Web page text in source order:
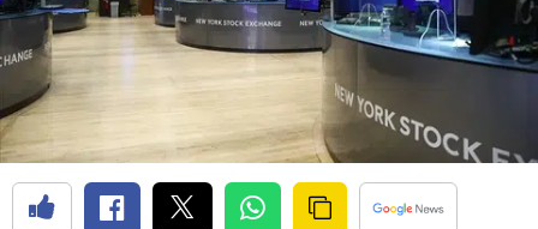
Burdur
Bursa
Çanakkale
Çankırı
Çorum